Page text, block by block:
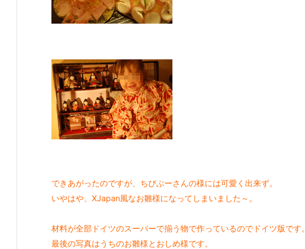
できあがったのですが、ちびぶーさんの様には可愛く出来ず。
いやはや、XJapan風なお雛様になってしまいました～。
材料が全部ドイツのスーパーで揃う物で作っているのでドイツ版です。
最後の写真はうちのお雛様とおしめ様です。